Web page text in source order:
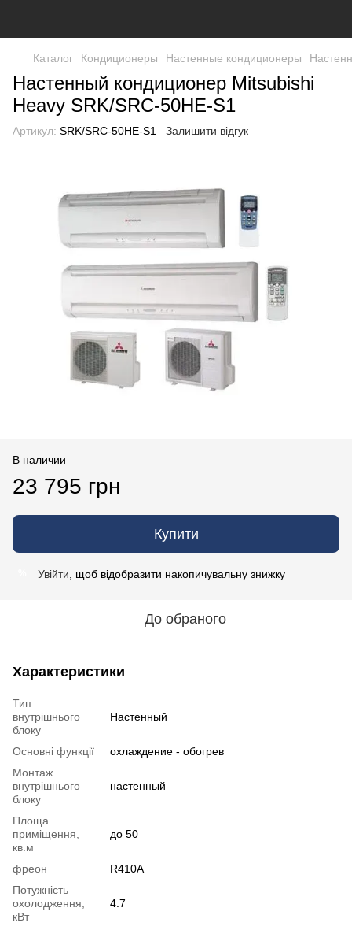
Каталог Кондиционеры Настенные кондиционеры
Настенный кондиционер Mitsubishi
Heavy SRK/SRC-50HE-S1
Артикул: SRK/SRC-50HE-S1 Залишити відгук
В наличии
23 795 грн
Купити
Увійти , щоб відобразити накопичувальну знижку
До обраного
Характеристики
Тип
внутрішнього
блоку
Настенный
Основні функції
охлаждение - обогрев
Монтаж
внутрішнього
блоку
настенный
Площа
приміщення,
кв.м
до 50
фреон
R410A
Потужність
охолодження,
кВт
4.7